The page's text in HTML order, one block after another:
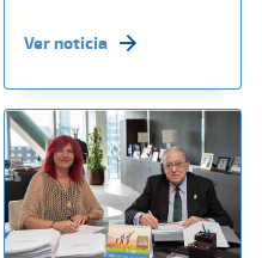
Ver noticia